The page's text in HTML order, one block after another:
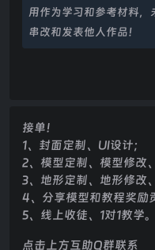
用作为学习和参考材料
串改和发表他人作品！
接单！
1、封面定制、UI设计；
2、模型定制、模型修改
3、地形定制、地形修改
4、分享模型和教程奖励
5、线上收徒、1对1教学。
点击上方互助Q群联系